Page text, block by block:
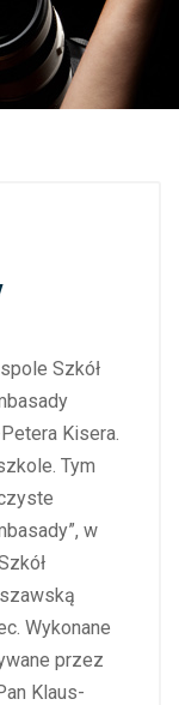
Szkół
Kisera.
Tym
w
Wykonane
przez
Klaus-